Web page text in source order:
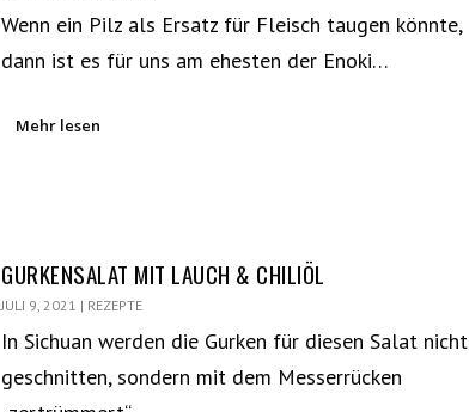
Wenn ein Pilz als Ersatz für Fleisch taugen könnte,
dann ist es für uns am ehesten der Enoki…
Mehr lesen
GURKENSALAT MIT LAUCH & CHILIÖL
JULI 9, 2021 | REZEPTE
In Sichuan werden die Gurken für diesen Salat nicht
geschnitten, sondern mit dem Messerrücken